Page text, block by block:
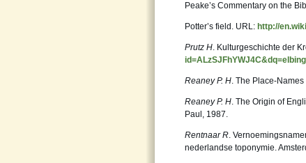
Peake’s Commentary on the
Potter’s field. URL: http://
Prutz H. Kulturgeschichte der
Reaney P. H. The Place-
Reaney P. H. The Origin of
Paul, 1987.
Rentnaar R.
nederlandse toponymie.